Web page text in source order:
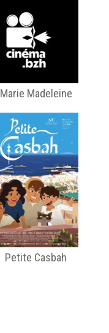
Marie Madeleine
Petite Casbah